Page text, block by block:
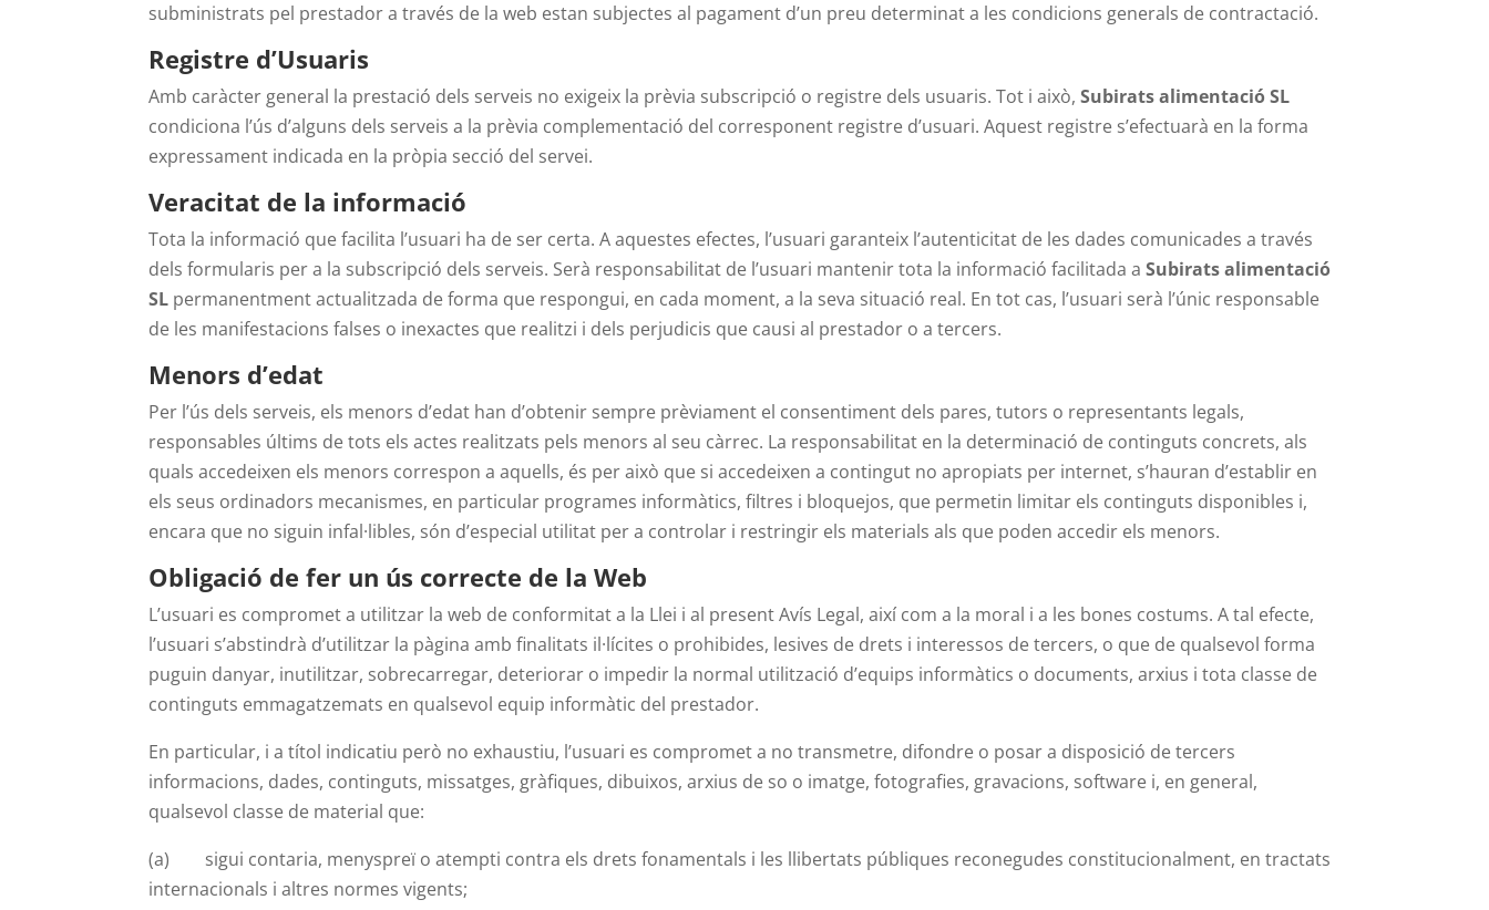
subministrats pel prestador a través de la web estan subjectes al pagament d’un preu determinat a les condicions generals de contractació.
Registre d’Usuaris
Amb caràcter general la prestació dels serveis no exigeix la prèvia subscripció o registre dels usuaris. Tot i això,Subirats alimentació SL
condiciona l’ús d’alguns dels serveis a la prèvia complementació del corresponent registre d’usuari. Aquest registre s’efectuarà en la forma
expressament indicada en la pròpia secció del servei.
Veracitat de la informació
Tota la informació que facilita l’usuari ha de ser certa. A aquestes efectes, l’usuari garanteix l’autenticitat de les dades comunicades a través
dels formularis per a la subscripció dels serveis. Serà responsabilitat de l’usuari mantenir tota la informació facilitada aSubirats alimentació
SL permanentment actualitzada de forma que respongui, en cada moment, a la seva situació real. En tot cas, l’usuari serà l’únic responsable
de les manifestacions falses o inexactes que realitzi i dels perjudicis que causi al prestador o a tercers.
Menors d’edat
Per l’ús dels serveis, els menors d’edat han d’obtenir sempre prèviament el consentiment dels pares, tutors o representants legals,
responsables últims de tots els actes realitzats pels menors al seu càrrec. La responsabilitat en la determinació de continguts concrets, als
quals accedeixen els menors correspon a aquells, és per això que si accedeixen a contingut no apropiats per internet, s’hauran d’establir en
els seus ordinadors mecanismes, en particular programes informàtics, filtres i bloquejos, que permetin limitar els continguts disponibles i,
encara que no siguin infal·libles, són d’especial utilitat per a controlar i restringir els materials als que poden accedir els menors.
Obligació de fer un ús correcte de la Web
L’usuari es compromet a utilitzar la web de conformitat a la Llei i al present Avís Legal, així com a la moral i a les bones costums. A tal efecte,
l’usuari s’abstindrà d’utilitzar la pàgina amb finalitats il·lícites o prohibides, lesives de drets i interessos de tercers, o que de qualsevol forma
puguin danyar, inutilitzar, sobrecarregar, deteriorar o impedir la normal utilització d’equips informàtics o documents, arxius i tota classe de
continguts emmagatzemats en qualsevol equip informàtic del prestador.
En particular, i a títol indicatiu però no exhaustiu, l’usuari es compromet a no transmetre, difondre o posar a disposició de tercers
informacions, dades, continguts, missatges, gràfiques, dibuixos, arxius de so o imatge, fotografies, gravacions, software i, en general,
qualsevol classe de material que:
(a) sigui contaria, menyspreï o atempti contra els drets fonamentals i les llibertats públiques reconegudes constitucionalment, en tractats
internacionals i altres normes vigents;